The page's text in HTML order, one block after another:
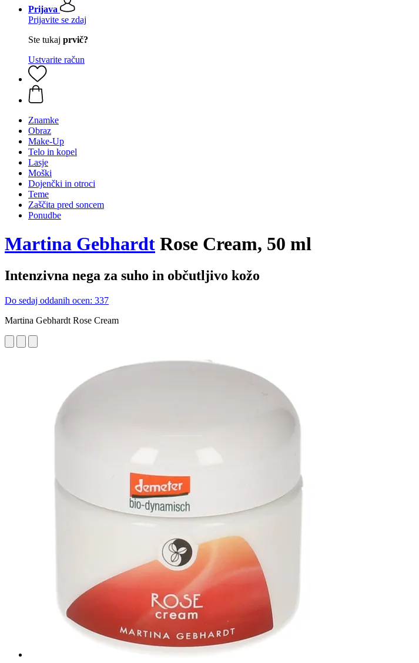
Prijava
Prijavite se zdaj
Ste tukaj prvič?
Ustvarite račun
Znamke
Obraz
Make-Up
Telo in kopel
Lasje
Moški
Dojenčki in otroci
Teme
Zaščita pred soncem
Ponudbe
Martina Gebhardt Rose Cream, 50 ml
Intenzivna nega za suho in občutljivo kožo
Do sedaj oddanih ocen: 337
Martina Gebhardt Rose Cream